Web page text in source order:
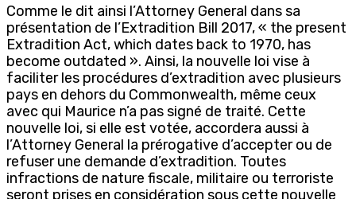
Comme le dit ainsi l’Attorney General dans sa
présentation de l’Extradition Bill 2017, « the present
Extradition Act, which dates back to 1970, has
become outdated ». Ainsi, la nouvelle loi vise à
faciliter les procédures d’extradition avec plusieurs
pays en dehors du Commonwealth, même ceux
avec qui Maurice n’a pas signé de traité. Cette
nouvelle loi, si elle est votée, accordera aussi à
l’Attorney General la prérogative d’accepter ou de
refuser une demande d’extradition. Toutes
infractions de nature fiscale, militaire ou terroriste
seront prises en considération sous cette nouvelle